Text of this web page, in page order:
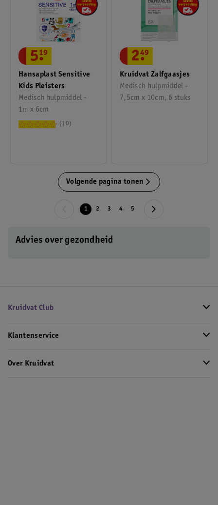
Hansaplast Sensitive
Kids Pleisters
Medisch hulpmiddel -
1m x 6cm
5.
19
10
Kruidvat Zalfgaasjes
Medisch hulpmiddel -
7,5cm x 10cm, 6 stuks
2.
49
Volgende pagina tonen
1 2 3 4 5
Advies over gezondheid
Kruidvat Club
Klantenservice
Over Kruidvat